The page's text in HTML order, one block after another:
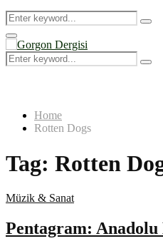
Search
for:
Primary
Menu
Search
for:
Home
Rotten Dogs
Tag: Rotten
Müzik & Sanat
Pentagram: